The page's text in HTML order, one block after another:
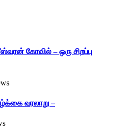
கோவில் – ஒரு சிறப்பு
வரலாறு –